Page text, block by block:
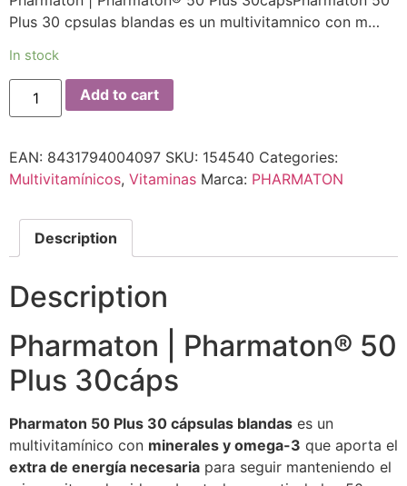
Plus 30 cpsulas blandas es un multivitamnico con m…
In stock
Add to cart
EAN: 8431794004097 SKU: 154540 Categories:
Multivitamínicos, Vitaminas Marca: PHARMATON
Description
Description
Pharmaton | Pharmaton® 50
Plus 30cáps
Pharmaton 50 Plus 30 cápsulas blandas es un
multivitamínico con minerales y omega-3 que aporta el
extra de energía necesaria para seguir manteniendo el